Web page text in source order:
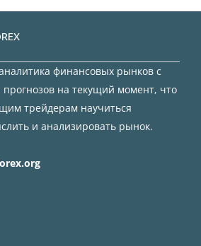
финансовых рынков с
на текущий момент, что
трейдерам научиться
и анализировать рынок.